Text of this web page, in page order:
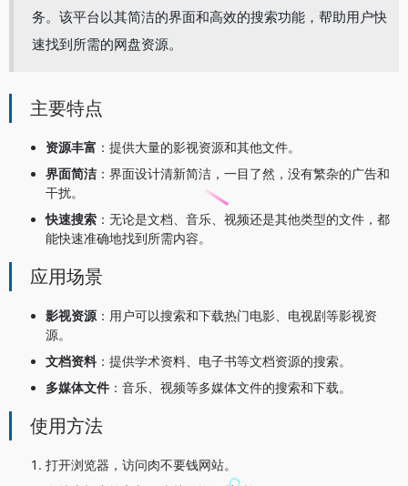
务。该平台以其简洁的界面和高效的搜索功能，帮助用户快
速找到所需的网盘资源。
主要特点
资源丰富 ：提供大量的影视资源和其他文件。
界面简洁 ：界面设计清新简洁，一目了然，没有繁杂的广告和
干扰。
快速搜索 ：无论是文档、音乐、视频还是其他类型的文件，都
能快速准确地找到所需内容。
应用场景
影视资源：用户可以搜索和下载热门电影、电视剧等影视资
源。
文档资料：提供学术资料、电子书等文档资源的搜索。
多媒体文件 ：音乐、视频等多媒体文件的搜索和下载。
使用方法
打开浏览器，访问肉不要钱网站。